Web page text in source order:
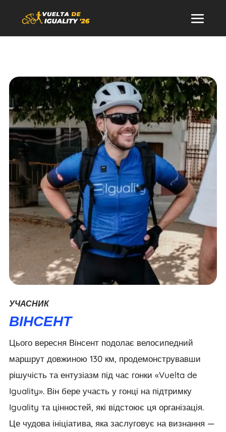
УЧАСНИК
ВІНСЕНТ
Цього вересня Вінсент подолає велосипедний
маршрут довжиною 130 км, продемонструвавши
рішучість та ентузіазм під час гонки «Vuelta de
Iguality». Він бере участь у гонці на підтримку
Iguality та цінностей, які відстоює ця організація.
Це чудова ініціатива, яка заслуговує на визнання —